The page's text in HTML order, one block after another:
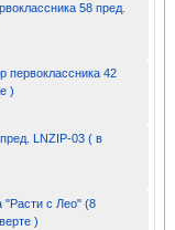
58 пред.
первоклассника 42
)
LNZIP-03 ( в
"Расти с Лео" (8
)